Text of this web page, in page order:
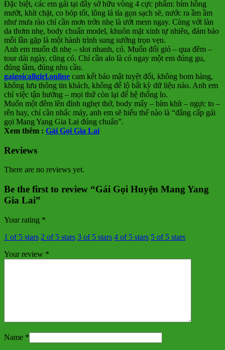
Đặc biệt, các em gái tại đây sở hữu vòng 4 cực phẩm: bím hồng
mướt, khít chặt, co bóp tốt, lông lá tỉa gọn sạch sẽ, nước ra ầm ầm
như mưa rào chỉ cần mơn trớn nhẹ là ướt mem ngay. Cùng với làn
da thơm nhẹ, body chuẩn model, khuôn mặt xinh tự nhiên, đảm bảo
mỗi lần gặp là một hành trình sung sướng trọn vẹn.
Anh em muốn đi nhẹ – slot nhanh, có. Muốn đổi gió – qua đêm –
tour dài ngày, cũng có. Chỉ cần alo là có ngay một em đúng gu,
đúng tầm, đúng nhu cầu.
gaigoicallgirl.online cam kết bảo mật tuyệt đối, không bom hàng,
không lưu thông tin khách, không để lộ bất kỳ dữ liệu nào. Anh em
chỉ việc tận hưởng – mọi thứ còn lại để hệ thống lo.
Muốn một đêm lên đỉnh nghẹt thở, body mẩy – bím khít – ngực to –
rên hay, chỉ cần nhấc máy, anh em sẽ hiểu thế nào là “đẳng cấp gái
gọi Mang Yang Gia Lai đúng chuẩn”.
Xem thêm : Gái Gọi Gia Lai
Reviews
There are no reviews yet.
Be the first to review “Gái Gọi Huyện Mang Yang
Gia Lai”
Your rating *
1 of 5 stars 2 of 5 stars 3 of 5 stars 4 of 5 stars 5 of 5 stars
Your review *
Name *